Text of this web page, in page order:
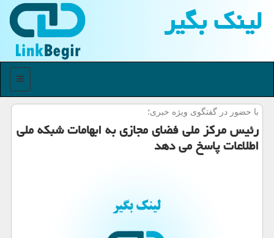
لینك بگیر
منو
با حضور در گفتگوی ویژه خبری؛
رئیس مركز ملی فضای مجازی به ابهامات شبكه ملی
اطلاعات پاسخ می دهد